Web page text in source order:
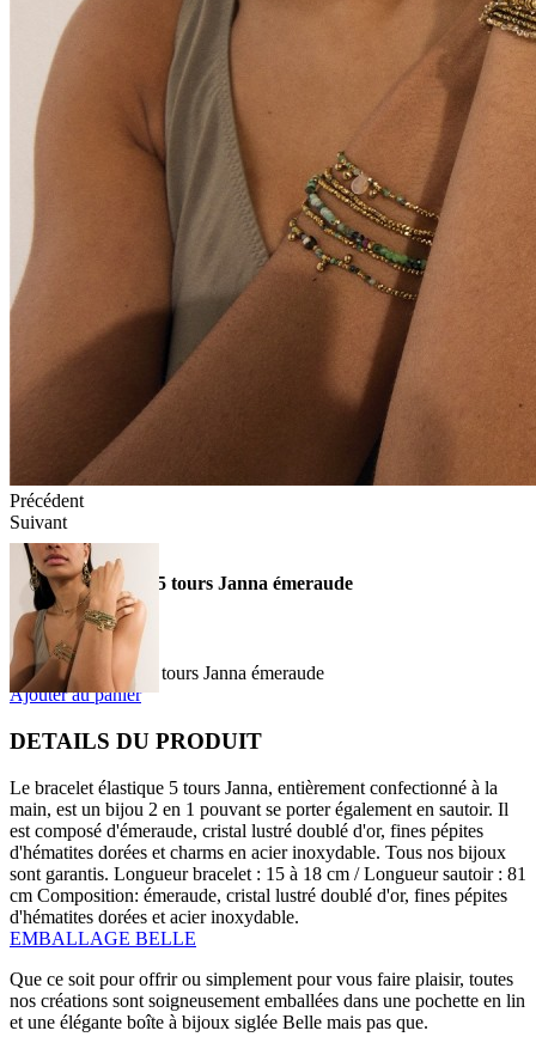
Précédent
Suivant
Bracelet élastique 5 tours Janna émeraude
69,00 €
TTC
Bracelet élastique 5 tours Janna émeraude
Ajouter au panier
DETAILS DU PRODUIT
Le bracelet élastique 5 tours Janna, entièrement confectionné à la
main, est un bijou 2 en 1 pouvant se porter également en sautoir. Il
est composé d'émeraude, cristal lustré doublé d'or, fines pépites
d'hématites dorées et charms en acier inoxydable. Tous nos bijoux
sont garantis. Longueur bracelet : 15 à 18 cm / Longueur sautoir : 81
cm Composition: émeraude, cristal lustré doublé d'or, fines pépites
d'hématites dorées et acier inoxydable.
EMBALLAGE BELLE
Que ce soit pour offrir ou simplement pour vous faire plaisir, toutes
nos créations sont soigneusement emballées dans une pochette en lin
et une élégante boîte à bijoux siglée Belle mais pas que.